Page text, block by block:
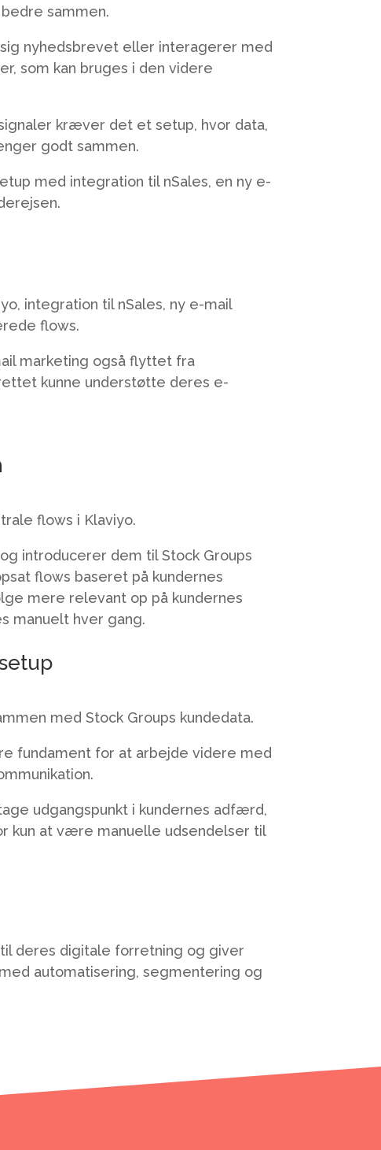
sammen.
nyhedsbrevet eller interagerer med
som kan bruges i den videre
kræver det et setup, hvor data,
godt sammen.
med integration til nSales, en ny e-
integration til nSales, ny e-mail
flows.
marketing også flyttet fra
kunne understøtte deres e-
flows i Klaviyo.
introducerer dem til Stock Groups
flows baseret på kundernes
mere relevant op på kundernes
manuelt hver gang.
med Stock Groups kundedata.
fundament for at arbejde videre med
udgangspunkt i kundernes adfærd,
kun at være manuelle udsendelser til
deres digitale forretning og giver
automatisering, segmentering og